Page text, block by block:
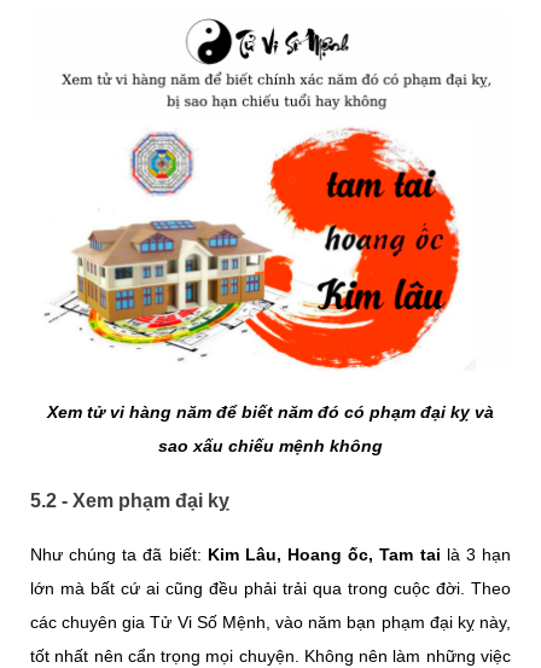
Xem tử vi hàng năm để biết năm đó có phạm đại kỵ và
sao xấu chiếu mệnh không
5.2 - Xem phạm đại kỵ
Như chúng ta đã biết: Kim Lâu, Hoang ốc, Tam tai là 3 hạn
lớn mà bất cứ ai cũng đều phải trải qua trong cuộc đời. Theo
các chuyên gia Tử Vi Số Mệnh, vào năm bạn phạm đại kỵ này,
tốt nhất nên cẩn trọng mọi chuyện. Không nên làm những việc